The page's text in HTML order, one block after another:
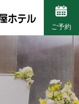
ご予約